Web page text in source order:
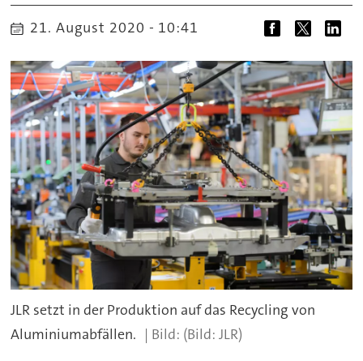
21. August 2020 - 10:41
JLR setzt in der Produktion auf das Recycling von
Aluminiumabfällen.
(Bild: JLR)